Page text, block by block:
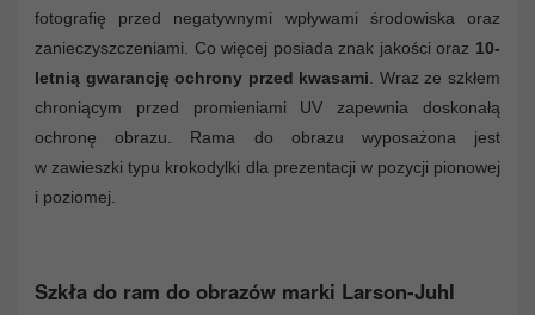
fotografię przed negatywnymi wpływami środowiska oraz
zanieczyszczeniami. Co więcej posiada znak jakości oraz 10-
letnią gwarancję ochrony przed kwasami. Wraz ze szkłem
chroniącym przed promieniami UV zapewnia doskonałą
ochronę obrazu. Rama do obrazu wyposażona jest
w zawieszki typu krokodylki dla prezentacji w pozycji pionowej
i poziomej.
Szkła do ram do obrazów marki Larson-Juhl